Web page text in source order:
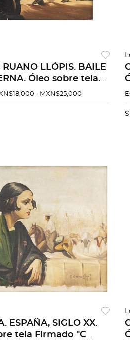
LLÓPIS. BAILE
Óleo sobre tela.
"C Ruano Llopis"
- MXN$25,000
ESPAÑA, SIGLO XX.
tela Firmado "C